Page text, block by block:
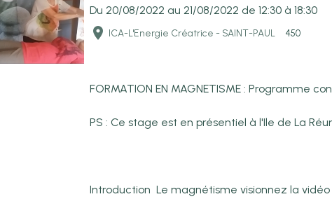
Du 20/08/2022 au 21/08/2022 de 12:30 à 18:30
ICA-L'Energie Créatrice - SAINT-PAUL 450
FORMATION EN MAGNETISME : Programme
PS : Ce stage est en présentiel à l'Ile de La
Introduction Le magnétisme visionnez la